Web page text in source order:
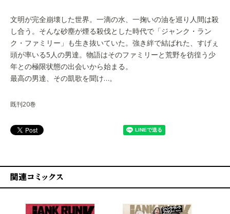
文明が完全崩壊した世界。一滴の水、一掬いの油を巡り人間は殺
し合う。そんな砂塵が煙る殺伐とした時代で「ジャンク・ラン
ク・ファミリー」も生き抜いていた。強き絆で結ばれた、すげぇ
頭が率いる5人の男達。物語はそのファミリーと荒野を彷徨う少
年との極限状態の出会いから始まる。
最高の男達、その凱歌を聞け…。
既刊20巻